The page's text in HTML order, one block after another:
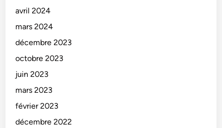
avril 2024
mars 2024
décembre 2023
octobre 2023
juin 2023
mars 2023
février 2023
décembre 2022